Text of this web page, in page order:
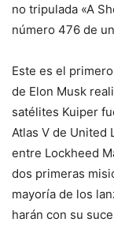
no tripulada «A
número 476 de
Este es el
de Elon Musk
satélites Kuiper
Atlas V de United
entre Lockheed
dos primeras
mayoría de los
harán con su